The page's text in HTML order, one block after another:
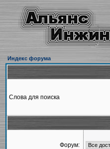
Индекс форума
Слова для поиска
Форум: